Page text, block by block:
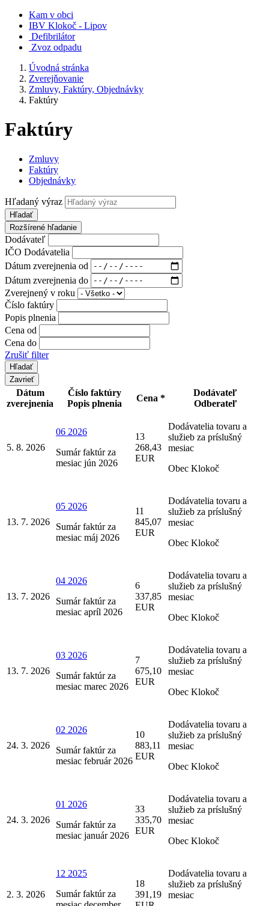
Kam v obci
IBV Klokoč - Lipov
Defibrilátor
Zvoz odpadu
Úvodná stránka
Zverejňovanie
Zmluvy, Faktúry, Objednávky
Faktúry
Faktúry
Zmluvy
Faktúry
Objednávky
Hľadaný výraz
Hľadať
Rozšírené hľadanie
Dodávateľ
IČO Dodávatelia
Dátum zverejnenia od
Dátum zverejnenia do
Zverejnený v roku
Číslo faktúry
Popis plnenia
Cena od
Cena do
Zrušiť filter
Zavrieť
Dátum
zverejnenia
Číslo faktúry
Popis plnenia
Cena *
Dodávateľ
Odberateľ
5. 8. 2026
06 2026
Sumár faktúr za
mesiac jún 2026
13
268,43
EUR
Dodávatelia tovaru a
služieb za príslušný
mesiac
Obec Klokoč
13. 7. 2026
05 2026
Sumár faktúr za
mesiac máj 2026
11
845,07
EUR
Dodávatelia tovaru a
služieb za príslušný
mesiac
Obec Klokoč
13. 7. 2026
04 2026
Sumár faktúr za
mesiac apríl 2026
6
337,85
EUR
Dodávatelia tovaru a
služieb za príslušný
mesiac
Obec Klokoč
13. 7. 2026
03 2026
Sumár faktúr za
mesiac marec 2026
7
675,10
EUR
Dodávatelia tovaru a
služieb za príslušný
mesiac
Obec Klokoč
24. 3. 2026
02 2026
Sumár faktúr za
mesiac február 2026
10
883,11
EUR
Dodávatelia tovaru a
služieb za príslušný
mesiac
Obec Klokoč
24. 3. 2026
01 2026
Sumár faktúr za
mesiac január 2026
33
335,70
EUR
Dodávatelia tovaru a
služieb za príslušný
mesiac
Obec Klokoč
2. 3. 2026
12 2025
Sumár faktúr za
18
391,19
Dodávatelia tovaru a
služieb za príslušný
mesiac